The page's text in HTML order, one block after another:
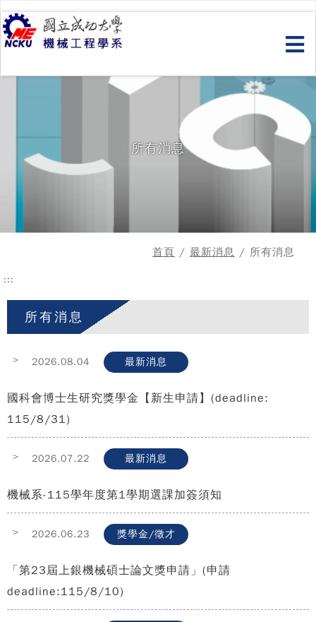
跳
到
主
要
容
所有消息
首頁 / 最新消息 / 所有消息
:::
所有消息
> 2026.08.04 最新消息
國科會博士生研究獎學金【新生申請】(deadline:
115/8/31)
> 2026.07.22 最新消息
機械系-115學年度第1學期選課加簽須知
> 2026.06.23 獎學金/徵才
「第23屆上銀機械碩士論文獎申請」(申請
deadline:115/8/10)